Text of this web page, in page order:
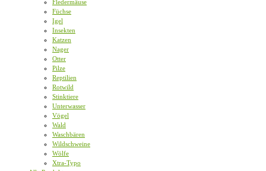
Fledermäuse
Füchse
Igel
Insekten
Katzen
Nager
Otter
Pilze
Reptilien
Rotwild
Stinktiere
Unterwasser
Vögel
Wald
Waschbären
Wildschweine
Wölfe
Xtra-Typo